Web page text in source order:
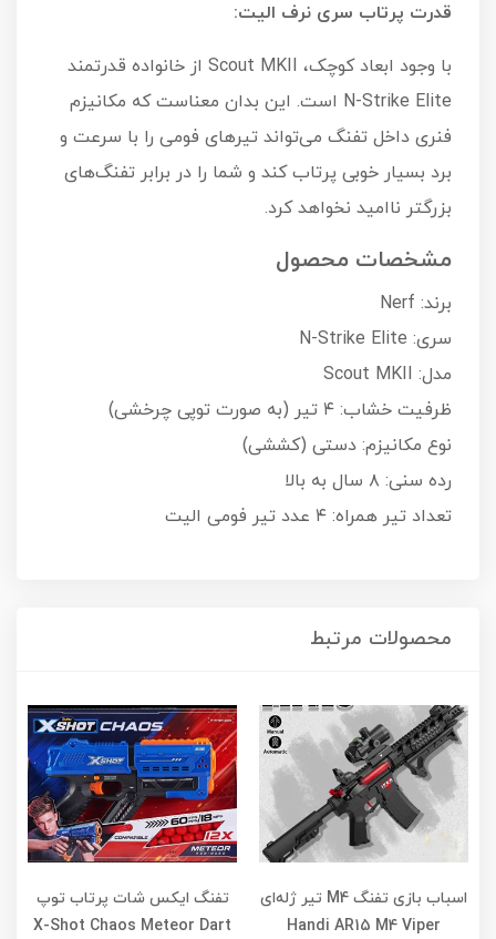
قدرت پرتاب سری نرف الیت:
با وجود ابعاد کوچک، Scout MKII از خانواده قدرتمند
N-Strike Elite است. این بدان معناست که مکانیزم
فنری داخل تفنگ می‌تواند تیرهای فومی را با سرعت و
برد بسیار خوبی پرتاب کند و شما را در برابر تفنگ‌های
بزرگتر ناامید نخواهد کرد.
مشخصات محصول
برند: Nerf
سری: N-Strike Elite
مدل: Scout MKII
ظرفیت خشاب: ۴ تیر (به صورت توپی چرخشی)
نوع مکانیزم: دستی (کششی)
رده سنی: ۸ سال به بالا
تعداد تیر همراه: ۴ عدد تیر فومی الیت
محصولات مرتبط
اسباب بازی تفنگ M4 تیر ژله‌ای
Handi AR15 M4 Viper
تفنگ ایکس شات پرتاب توپ
X-Shot Chaos Meteor Dart